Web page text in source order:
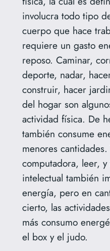
involucra todo tipo
cuerpo que hace
requiere un gasto
reposo. Caminar,
deporte, nadar,
construir, hacer
del hogar son
actividad física. De
también consume
menores
computadora, leer,
intelectual también
energía, pero en
cierto, las
más consumo
el box y el judo.